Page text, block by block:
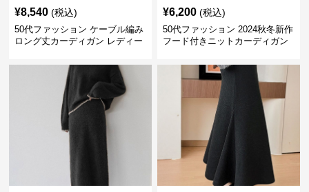
¥8,540 (税込)
50代ファッション ケーブル編み
ロング丈カーディガン レディー
¥6,200 (税込)
50代ファッション 2024秋冬新作
フード付きニットカーディガン